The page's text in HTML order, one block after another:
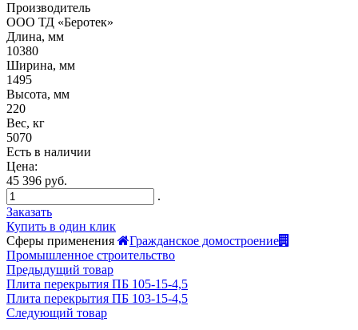
Производитель
ООО ТД «Беротек»
Длина, мм
10380
Ширина, мм
1495
Высота, мм
220
Вес, кг
5070
Есть в наличии
Цена:
45 396 руб.
.
Заказать
Купить в один клик
Сферы применения
Гражданское домостроение
Промышленное строительство
Предыдущий товар
Плита перекрытия ПБ 105-15-4,5
Плита перекрытия ПБ 103-15-4,5
Следующий товар